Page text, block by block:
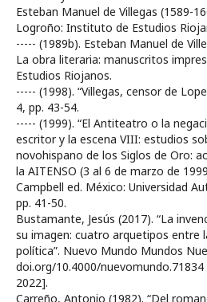
Esteban Manuel de Villegas (1589-
Logroño: Instituto de Estudios
----- (1989b). Esteban Manuel de
La obra literaria: manuscritos
Estudios Riojanos.
----- (1998). “Villegas, censor de
4, pp. 43-54.
----- (1999). “El Antiteatro o la
escritor y la escena VIII: estudios
novohispano de los Siglos de Oro:
la AITENSO (3 al 6 de marzo de
Campbell ed. México: Universidad
pp. 41-50.
Bustamante, Jesús (2017). “La
su imagen: cuatro arquetipos entre
política”. Nuevo Mundo Mundos
doi.org/10.4000/
2022].
Carreño, Antonio (1982). “Del